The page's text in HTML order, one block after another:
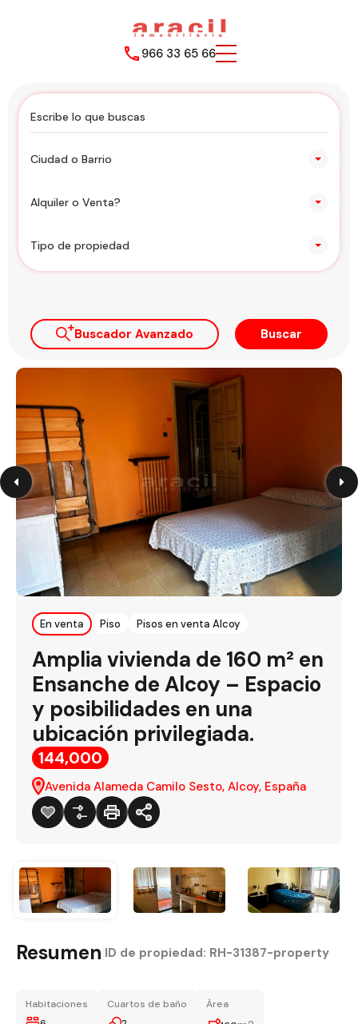
966 33 65 66
Ciudad o Barrio
Alquiler o Venta?
Tipo de propiedad
Buscador Avanzado Buscar
En venta Piso Pisos en venta Alcoy
Amplia vivienda de 160 m² en
Ensanche de Alcoy – Espacio
y posibilidades en una
ubicación privilegiada.
144,000
Avenida Alameda Camilo Sesto, Alcoy, España
Resumen ID de propiedad: RH-31387-property
Habitaciones
Cuartos de baño
Área